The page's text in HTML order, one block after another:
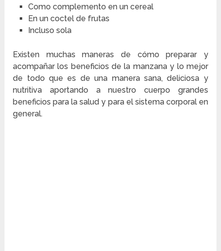
Como complemento en un cereal
En un coctel de frutas
Incluso sola
Existen muchas maneras de cómo preparar y
acompañar los beneficios de la manzana y lo mejor
de todo que es de una manera sana, deliciosa y
nutritiva aportando a nuestro cuerpo grandes
beneficios para la salud y para el sistema corporal en
general.